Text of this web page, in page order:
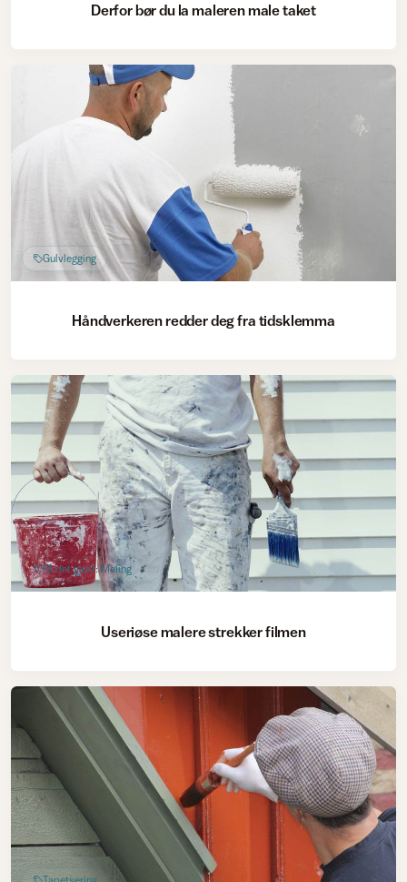
Derfor bør du la maleren male taket
Gulvlegging
Håndverkeren redder deg fra tidsklemma
Få det gjort: Maling
Useriøse malere strekker filmen
Tapetsering